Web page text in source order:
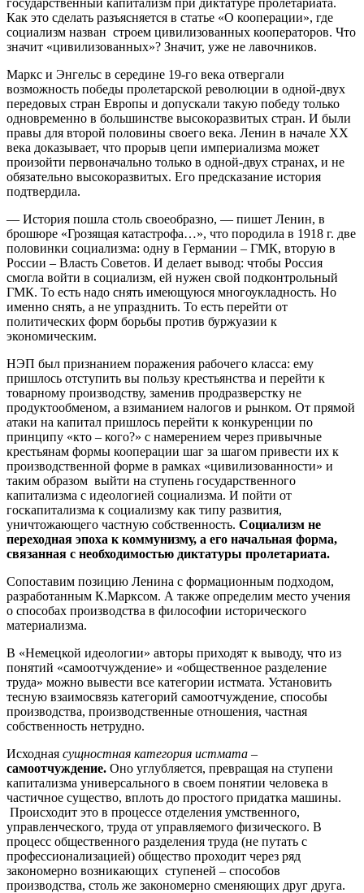
Как это сделать разъясняется в статье «О кооперации», где
социализм назван строем цивилизованных кооператоров. Что
значит «цивилизованных»? Значит, уже не лавочников.
Маркс и Энгельс в середине 19-го века отвергали
возможность победы пролетарской революции в одной-двух
передовых стран Европы и допускали такую победу только
одновременно в большинстве высокоразвитых стран. И были
правы для второй половины своего века. Ленин в начале ХХ
века доказывает, что прорыв цепи империализма может
произойти первоначально только в одной-двух странах, и не
обязательно высокоразвитых. Его предсказание история
подтвердила.
— История пошла столь своеобразно, — пишет Ленин, в
брошюре «Грозящая катастрофа…», что породила в 1918 г. две
половинки социализма: одну в Германии – ГМК, вторую в
России – Власть Советов. И делает вывод: чтобы Россия
смогла войти в социализм, ей нужен свой подконтрольный
ГМК. То есть надо снять имеющуюся многоукладность. Но
именно снять, а не упразднить. То есть перейти от
политических форм борьбы против буржуазии к
экономическим.
НЭП был признанием поражения рабочего класса: ему
пришлось отступить вы пользу крестьянства и перейти к
товарному производству, заменив продразверстку не
продуктообменом, а взиманием налогов и рынком. От прямой
атаки на капитал пришлось перейти к конкуренции по
принципу «кто – кого?» с намерением через привычные
крестьянам формы кооперации шаг за шагом привести их к
производственной форме в рамках «цивилизованности» и
таким образом выйти на ступень государственного
капитализма с идеологией социализма. И пойти от
госкапитализма к социализму как типу развития,
уничтожающего частную собственность. Социализм не
переходная эпоха к коммунизму, а его начальная форма,
связанная с необходимостью диктатуры пролетариата.
Сопоставим позицию Ленина с формационным подходом,
разработанным К.Марксом. А также определим место учения
о способах производства в философии исторического
материализма.
В «Немецкой идеологии» авторы приходят к выводу, что из
понятий «самоотчуждение» и «общественное разделение
труда» можно вывести все категории истмата. Установить
тесную взаимосвязь категорий самоотчуждение, способы
производства, производственные отношения, частная
собственность нетрудно.
Исходная сущностная категория истмата –
самоотчуждение. Оно углубляется, превращая на ступени
капитализма универсального в своем понятии человека в
частичное существо, вплоть до простого придатка машины.
Происходит это в процессе отделения умственного,
управленческого, труда от управляемого физического. В
процесс общественного разделения труда (не путать с
профессионализацией) общество проходит через ряд
закономерно возникающих ступеней – способов
производства, столь же закономерно сменяющих друг друга.